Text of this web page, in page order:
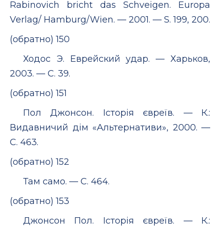
Rabinovich bricht das Schveigen. Europa
Verlag/ Hamburg/Wien. — 2001. — S. 199, 200.
(обратно) 150
Ходос Э. Еврейский удар. — Харьков,
2003. — С. 39.
(обратно) 151
Пол Джонсон. Історія євреїв. — К.:
Видавничий дім «Альтернативи», 2000. —
С. 463.
(обратно) 152
Там само. — С. 464.
(обратно) 153
Джонсон Пол. Історія євреїв. — К.: